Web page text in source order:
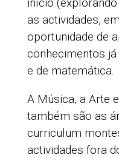
início
as actividades,
oportunidade de
conhecimentos
e de matemática.
A Música, a Arte
também são as
curriculum
actividades fora